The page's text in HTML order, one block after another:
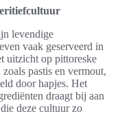
levendige
vaak geserveerd in
uitzicht op pittoreske
pastis en vermout,
door hapjes. Het
draagt bij aan
die deze cultuur zo